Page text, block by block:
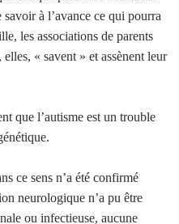
à l’avance ce qui pourra
les associations de parents
« savent » et assènent leur
que l’autisme est un trouble
ce sens n’a été confirmé
neurologique n’a pu être
ou infectieuse, aucune